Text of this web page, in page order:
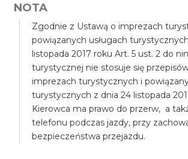
NOTA
Zgodnie z Ustawą o imprezach
powiązanych usługach
listopada 2017 roku Art. 5 ust. 2 do
turystycznej nie stosuje się
imprezach turystycznych i
turystycznych z dnia 24 listopada
Kierowca ma prawo do przerw, a
telefonu podczas jazdy, przy
bezpieczeństwa przejazdu.